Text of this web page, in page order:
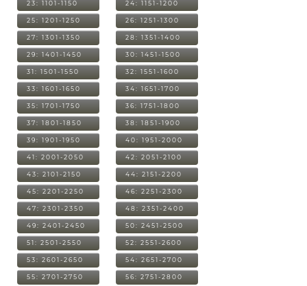
23: 1101-1150 24: 1151-1200
25: 1201-1250 26: 1251-1300
27: 1301-1350 28: 1351-1400
29: 1401-1450 30: 1451-1500
31: 1501-1550 32: 1551-1600
33: 1601-1650 34: 1651-1700
35: 1701-1750 36: 1751-1800
37: 1801-1850 38: 1851-1900
39: 1901-1950 40: 1951-2000
41: 2001-2050 42: 2051-2100
43: 2101-2150 44: 2151-2200
45: 2201-2250 46: 2251-2300
47: 2301-2350 48: 2351-2400
49: 2401-2450 50: 2451-2500
51: 2501-2550 52: 2551-2600
53: 2601-2650 54: 2651-2700
55: 2701-2750 56: 2751-2800